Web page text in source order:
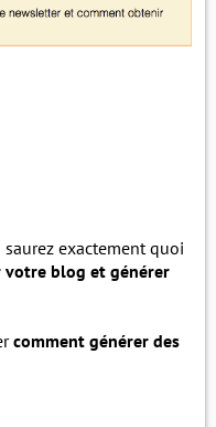
exactement quoi
blog et générer
comment générer des